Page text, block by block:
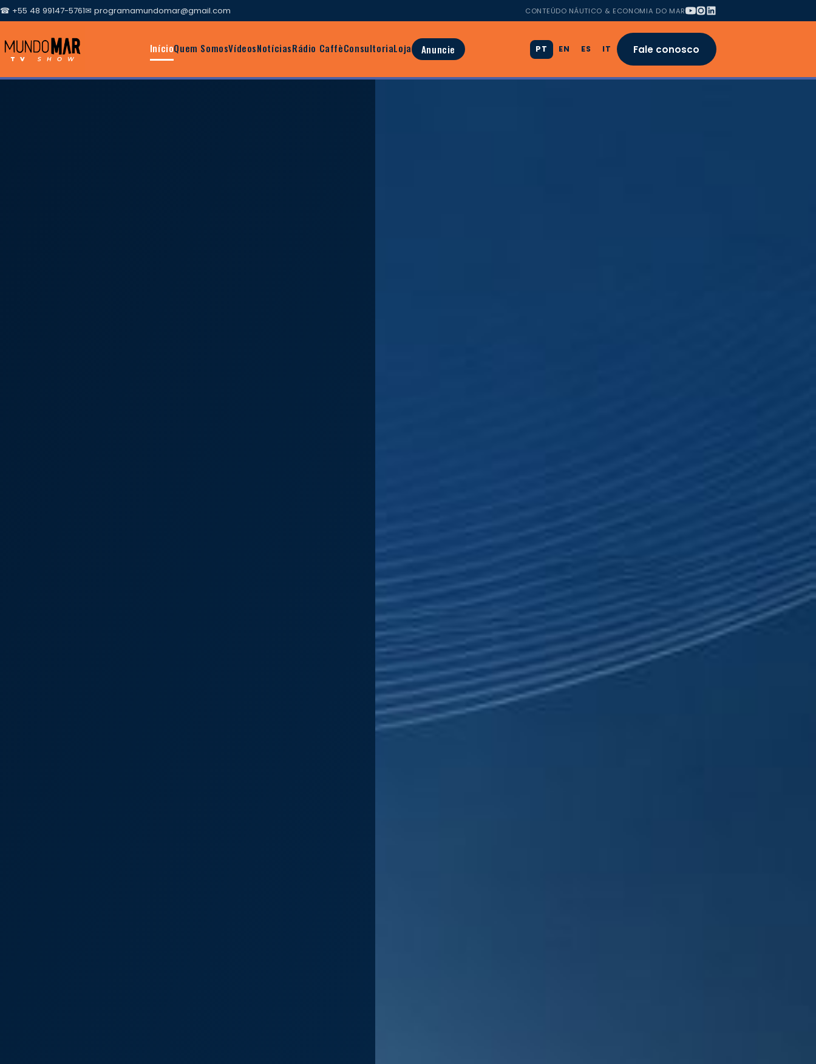
☎ +55 48 99147-5761✉ programamundomar@gmail.com CONTEÚDO NÁUTICO & ECONOMIA DO MAR
InícioQuem SomosVídeosNotíciasRádio CaffèConsultoriaLoja Anuncie PT EN ES IT Fale conosco